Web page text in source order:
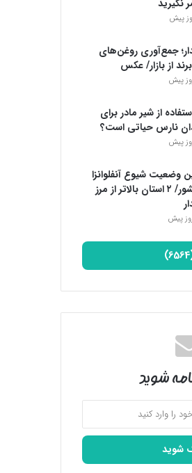
نگیرید
جمع‌آوری روغن‌های
از بازار/ عکس
از شیر مادر برای
نارس حیاتی است؟
وضعیت شیوع آنفلوانزا
در کشور/ ۲ استان بالاتر از مرز
شوید